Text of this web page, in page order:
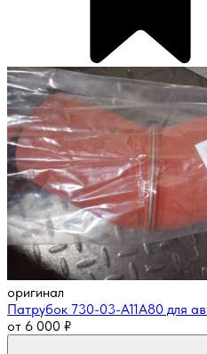
оригинал
Патрубок 730-03-A11A80 для
от 6 000 ₽